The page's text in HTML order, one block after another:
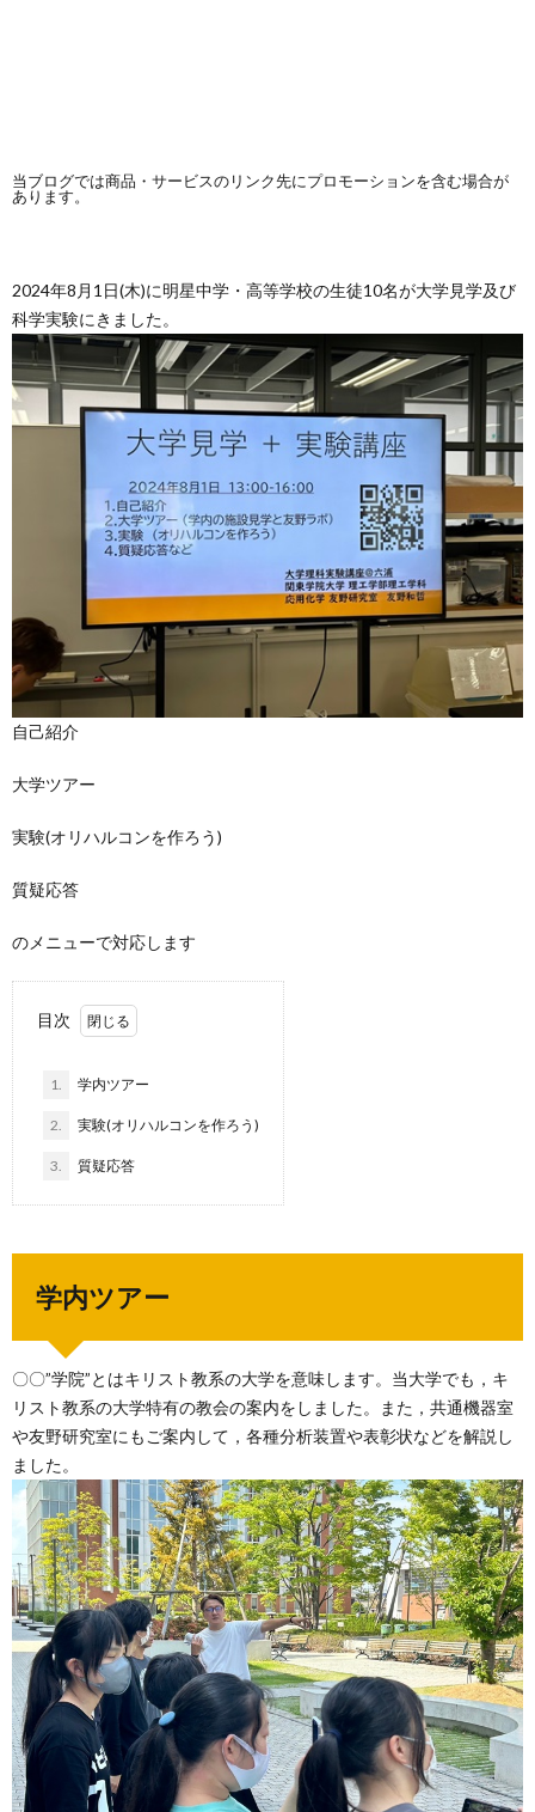
当ブログでは商品・サービスのリンク先にプロモーションを含む場合が
あります。
2024年8月1日(木)に明星中学・高等学校の生徒10名が大学見学及び
科学実験にきました。
自己紹介
大学ツアー
実験(オリハルコンを作ろう)
質疑応答
のメニューで対応します
目次
1. 学内ツアー
2. 実験(オリハルコンを作ろう)
3. 質疑応答
学内ツアー
〇〇”学院”とはキリスト教系の大学を意味します。当大学でも，キ
リスト教系の大学特有の教会の案内をしました。また，共通機器室
や友野研究室にもご案内して，各種分析装置や表彰状などを解説し
ました。